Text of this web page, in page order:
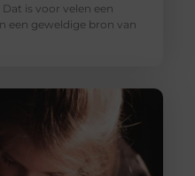
is voor velen een
een geweldige bron van